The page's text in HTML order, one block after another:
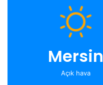
Mersin
Açık hava